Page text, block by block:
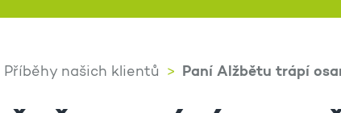
Příběhy našich klientů Paní Alžbětu trápí